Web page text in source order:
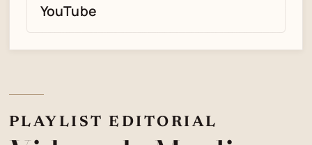
YouTube
PLAYLIST EDITORIAL